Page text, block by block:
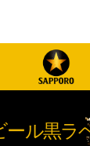
ラベル
黒ラベル アワ
ラン」コラ
プロジェクト
黒ラベル
提案する
黒ラベル
ール黒ラ